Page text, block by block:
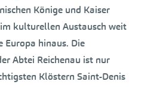
Könige und Kaiser
kulturellen Austausch weit
hinaus. Die
Abtei Reichenau ist nur
Klöstern Saint-Denis